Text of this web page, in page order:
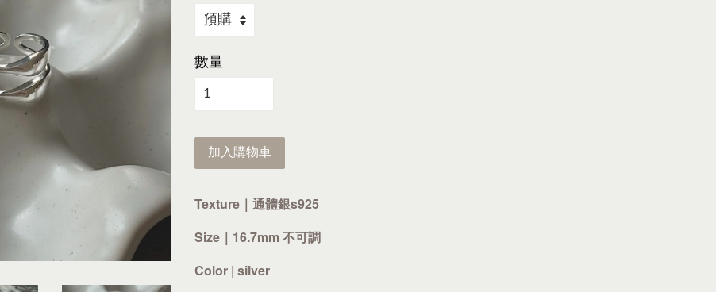
數量
加入購物車
Texture｜通體銀s925
Size｜16.7mm 不可調
Color | silver